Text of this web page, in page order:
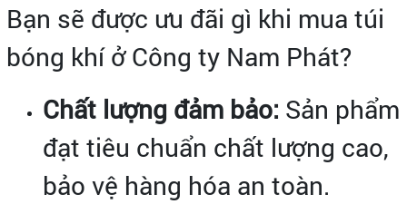
Bạn sẽ được ưu đãi gì khi mua túi
bóng khí ở Công ty Nam Phát?
Chất lượng đảm bảo: Sản phẩm
đạt tiêu chuẩn chất lượng cao,
bảo vệ hàng hóa an toàn.